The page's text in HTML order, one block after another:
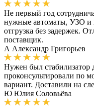
Не первый год
нужные автоматы, УЗО и
отгрузка без задержек.
поставщик.
А Александр Григорьев
Нужен был стабилизатор
проконсультировали по
вариант. Доставили на
Ю Юлия Соловьёва